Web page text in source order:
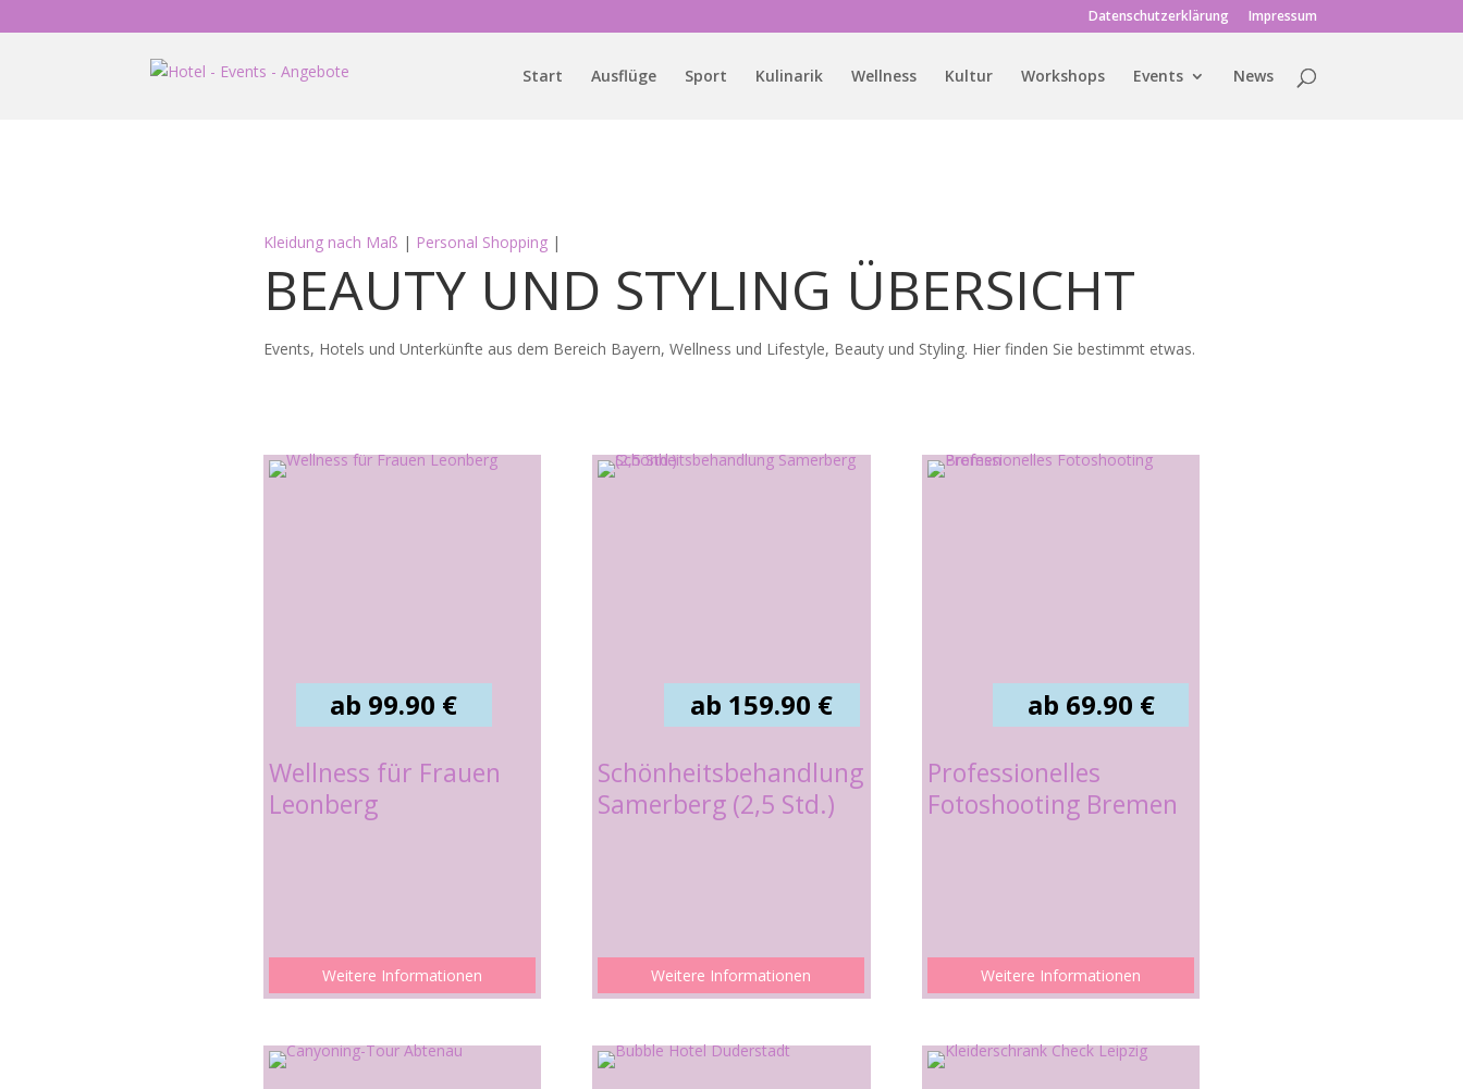
Datenschutzerklärung Impressum
Start Ausflüge Sport Kulinarik Wellness Kultur Workshops Events News
Kleidung nach Maß | Personal Shopping|
BEAUTY UND STYLING ÜBERSICHT
Events, Hotels und Unterkünfte aus dem Bereich Bayern, Wellness und Lifestyle, Beauty und Styling. Hier finden Sie bestimmt etwas.
ab 99.90 €
Wellness für Frauen
Leonberg
Weitere Informationen
ab 159.90 €
Schönheitsbehandlung
Samerberg (2,5 Std.)
Weitere Informationen
ab 69.90 €
Professionelles
Fotoshooting Bremen
Weitere Informationen